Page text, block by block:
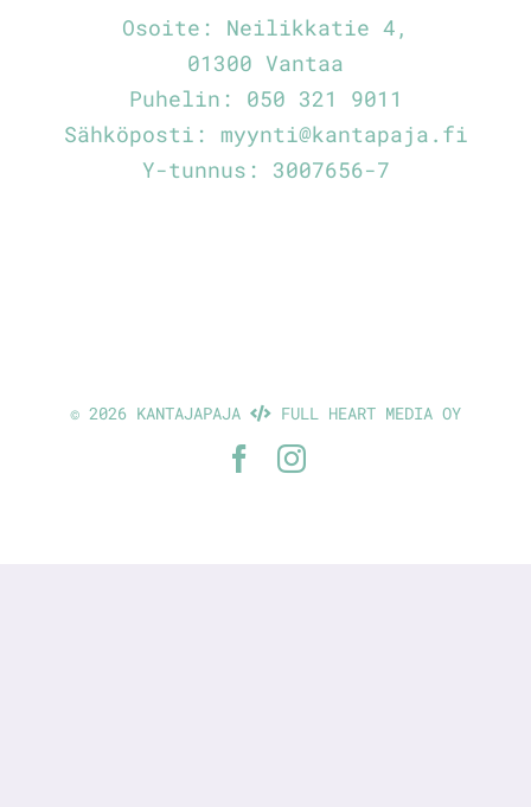
Osoite: Neilikkatie 4,
01300 Vantaa
Puhelin: 050 321 9011
Sähköposti: myynti@kantapaja.fi
Y-tunnus: 3007656-7
© 2026 KANTAJAPAJA FULL HEART MEDIA OY
Facebook
Instagram